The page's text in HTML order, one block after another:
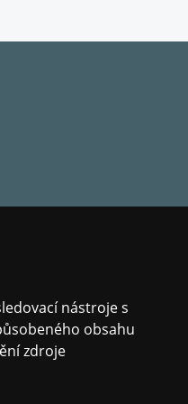
nástroje s
obsahu
zdroje